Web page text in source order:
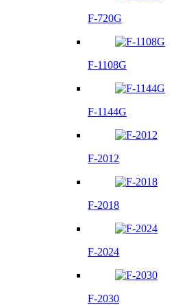
F-720G
F-1108G
F-1144G
F-2012
F-2018
F-2024
F-2030